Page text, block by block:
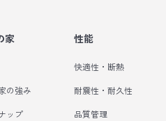
家
の強み
ップ
性能
快適性・断熱
耐震性・耐久性
品質管理